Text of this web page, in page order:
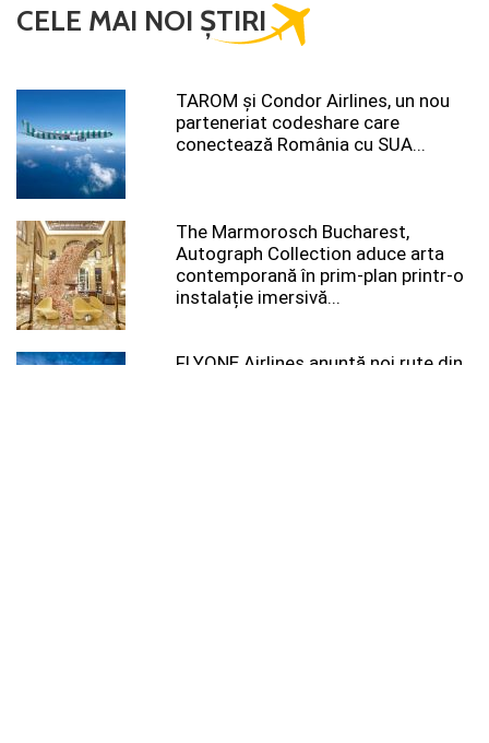
CELE MAI NOI ȘTIRI
TAROM şi Condor Airlines, un nou
parteneriat codeshare care
conectează România cu SUA...
The Marmorosch Bucharest,
Autograph Collection aduce arta
contemporană în prim-plan printr-o
instalație imersivă...
FLYONE Airlines anunță noi rute din